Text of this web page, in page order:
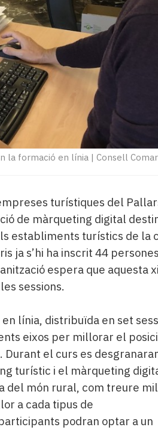
la formació en línia | Consell
turístiques del
de màrqueting digital
establiments turístics de la
ja s’hi ha inscrit 44
espera que aquesta
sessions.
línia, distribuïda en set
eixos per millorar el
Durant el curs es
turístic i el màrqueting
del món rural, com treure
a cada tipus de
podran optar a un